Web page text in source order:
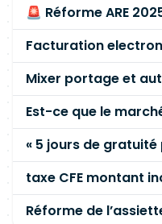
Facturation
taxe CFE montant
Réforme de